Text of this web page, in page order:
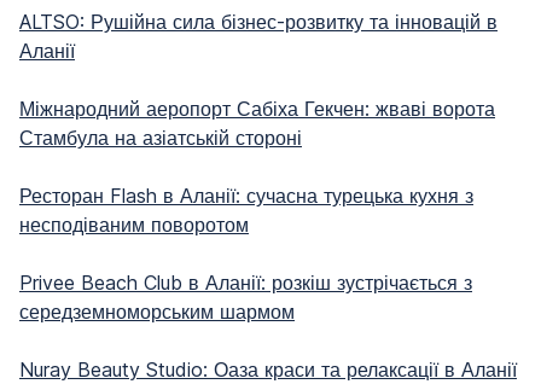
ALTSO: Рушійна сила бізнес-розвитку та інновацій в
Аланії
Міжнародний аеропорт Сабіха Гекчен: жваві ворота
Стамбула на азіатській стороні
Ресторан Flash в Аланії: сучасна турецька кухня з
несподіваним поворотом
Privee Beach Club в Аланії: розкіш зустрічається з
середземноморським шармом
Nuray Beauty Studio: Оаза краси та релаксації в Аланії